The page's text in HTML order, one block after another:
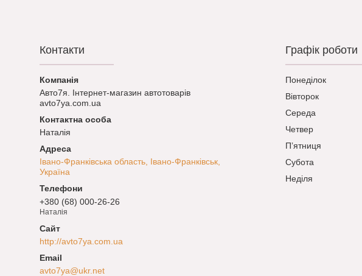
Контакти
Авто7я. Інтернет-магазин автотоварів
avto7ya.com.ua
Наталія
Івано-Франківська область, Івано-Франківськ,
Україна
+380 (68) 000-26-26
Наталія
http://avto7ya.com.ua
avto7ya@ukr.net
Графік роботи
Понеділок
Вівторок
Середа
Четвер
Пʼятниця
Субота
Неділя